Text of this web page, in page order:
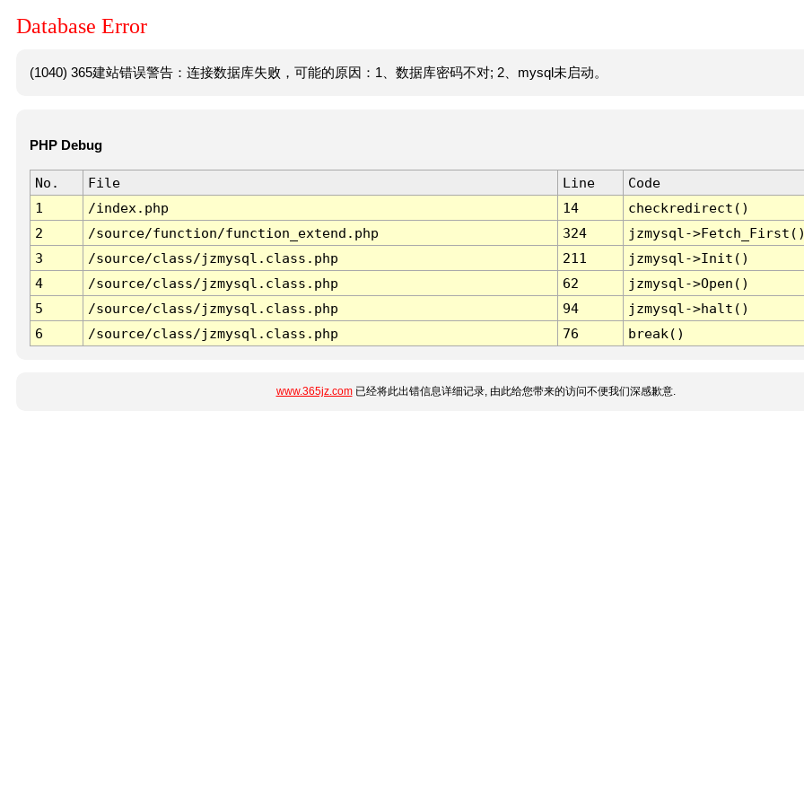
Database Error
(1040) 365建站错误警告：连接数据库失败，可能的原因：1、数据库密码不对; 2、mysql未启动。
PHP Debug
No. File Line
Code
1
/index.php 14
checkredirect()
2
/source/function/function_extend.php 324
jzmysql-
3
/source/class/jzmysql.class.php 211
jzmysql->Init()
4
/source/class/jzmysql.class.php 62
jzmysql->Open()
5
/source/class/jzmysql.class.php 94
jzmysql->halt()
6
/source/class/jzmysql.class.php 76 break()
www.365jz.com已经将此出错信息详细记录, 由此给您带来的访问不便我们深感歉意.